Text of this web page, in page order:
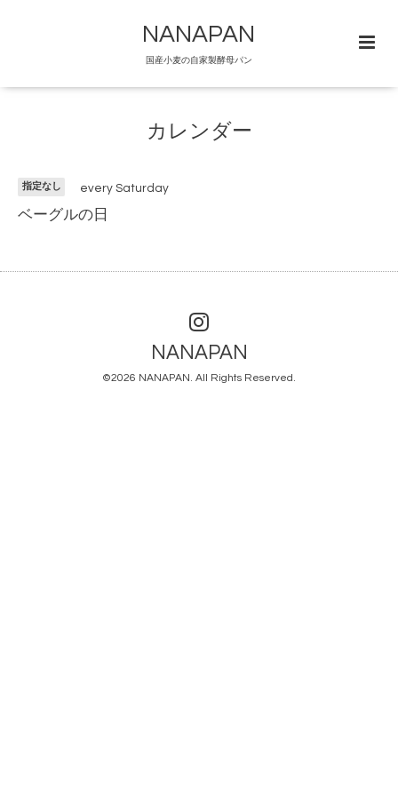
NANAPAN
国産小麦の自家製酵母パン
カレンダー
指定なし every Saturday
ベーグルの日
NANAPAN
©2026 NANAPAN. All Rights Reserved.